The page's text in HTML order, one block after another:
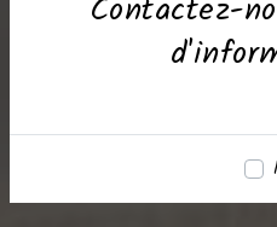
Contactez-